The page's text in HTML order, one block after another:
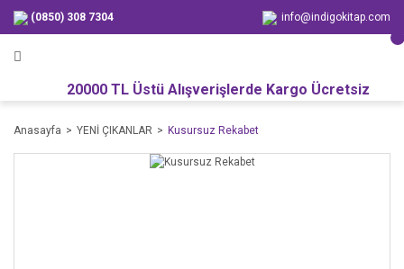
(0850) 308 7304 info@indigokitap.com
20000 TL Üstü Alışverişlerde Kargo Ücretsiz
Anasayfa YENİ ÇIKANLAR Kusursuz Rekabet